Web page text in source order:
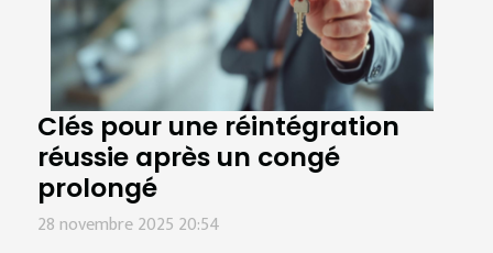
Clés pour une réintégration
réussie après un congé
prolongé
28 novembre 2025 20:54